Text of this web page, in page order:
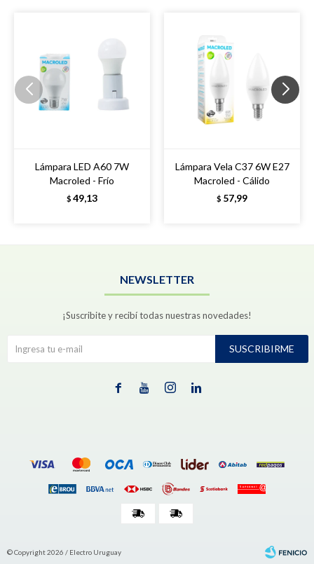
Lámpara LED A60 7W
Macroled - Frío
$ 49,13
Lámpara Vela C37 6W E27
Macroled - Cálido
$ 57,99
NEWSLETTER
¡Suscribite y recibí todas nuestras novedades!
SUSCRIBIRME
   
© Copyright 2026 / Electro Uruguay